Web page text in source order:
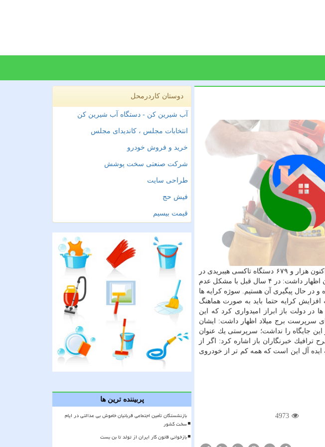
آمده كه به امید خدا در حال پیگیری برای رفع این موارد هستیم.شهردار تهران تاكید كرد: در ضمن هم اكنون هزار و ۶۷۹ دستگاه تاكسی هیبریدی در
شهر داریم و متوسط عمر تاكسیرانان پایتخت باز ۵۳ سال است.حناچی در ادامه درباره بیمه تاكسیرانان اظهار داشت: در ۴ سال قبل با مشكل عدم
و در حال پیگیری آن هستیم. سوژه كرایه ها
كرایه حتما باید به صورت هماهنگ
در دولت باز ابراز امیدواری كرد كه این
سرپرست برج میلاد اظهار داشت: ایشان
جایگاه را نداشت؛ سرپرستی یك عنوان
خبرنگاران باز اشاره كرد: اگر از
ایده آل این است كه همه كم تر از خودروی
4973
دوستان کاردرمحل
آب شیرین کن - دستگاه آب شیرین کن
انتخابات مجلس ، کاندیدای مجلس
خرید و فروش خودرو
شرکت صنعتی سخت پوشش
طراحی سایت
فیش حج
قیمت بیسیم
پربیننده ترین ها
بازنشستگان تأمین اجتماعی قربانیان خاموش بی عدالتی در ایام
سخت کشور
بازخوانی قانون کار ایران از تولد تا بن بست